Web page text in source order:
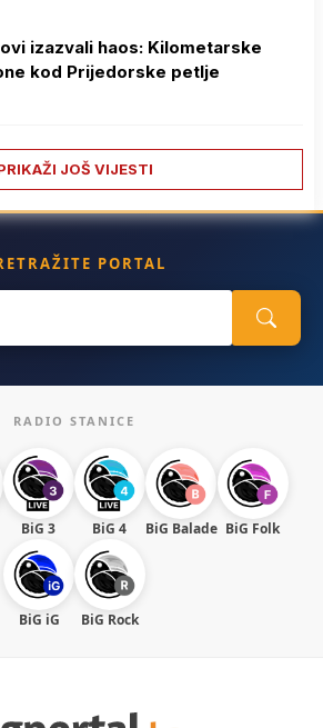
izazvali haos: Kilometarske
kod Prijedorske petlje
JOŠ VIJESTI
PORTAL
RADIO STANICE
BiG 3 BiG 4 BiG Balade BiG Folk
BiG iG BiG Rock